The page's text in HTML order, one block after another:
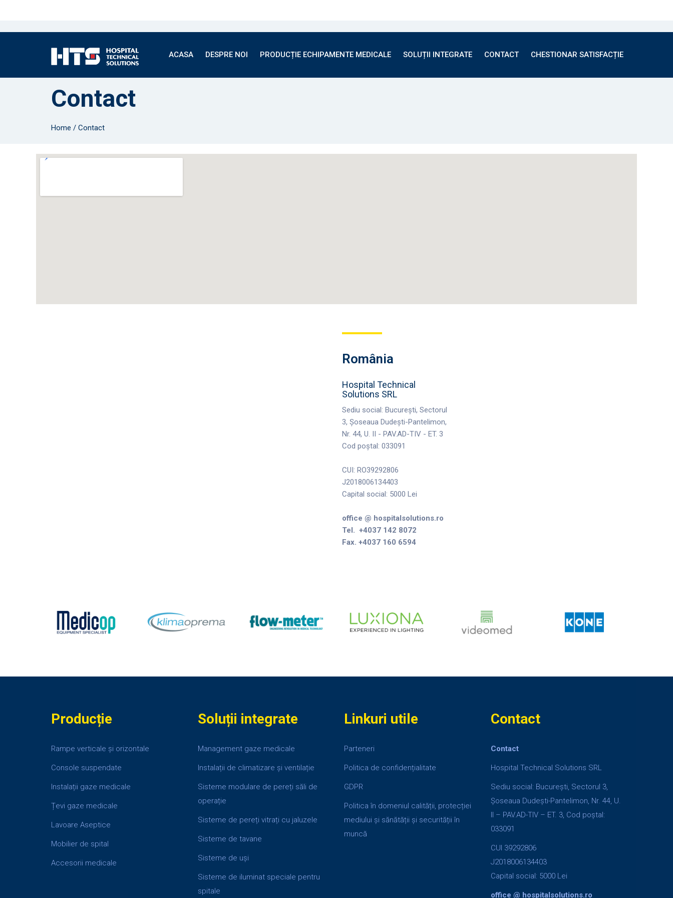
ACASA DESPRE NOI PRODUCȚIE ECHIPAMENTE MEDICALE SOLUȚII INTEGRATE CONTACT CHESTIONAR SATISFACȚIE
Contact
Home / Contact
România
Hospital Technical
Solutions SRL
Sediu social: București, Sectorul
3, Șoseaua Dudești-Pantelimon,
Nr. 44, U. II - PAV.AD-TIV - ET. 3
Cod poștal: 033091
CUI: RO39292806
J2018006134403
Capital social: 5000 Lei
office @ hospitalsolutions.ro
Tel. +4037 142 8072
Fax. +4037 160 6594
Producție
Rampe verticale și orizontale
Console suspendate
Instalații gaze medicale
Țevi gaze medicale
Lavoare Aseptice
Mobilier de spital
Accesorii medicale
Soluții integrate
Management gaze medicale
Instalații de climatizare și ventilație
Sisteme modulare de pereți săli de
operație
Sisteme de pereți vitrați cu jaluzele
Sisteme de tavane
Sisteme de uși
Sisteme de iluminat speciale pentru
spitale
Linkuri utile
Parteneri
Politica de confidențialitate
GDPR
Politica în domeniul calității, protecției
mediului și sănătății și securității în
muncă
Contact
Contact
Hospital Technical Solutions SRL
Sediu social: București, Sectorul 3,
Șoseaua Dudești-Pantelimon, Nr. 44, U.
II – PAV.AD-TIV – ET. 3, Cod poștal:
033091
CUI 39292806
J2018006134403
Capital social: 5000 Lei
office @ hospitalsolutions.ro